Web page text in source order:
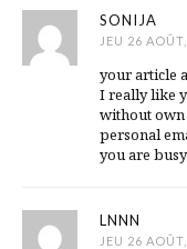
SONIJA
JEU 26
your article
I really like
without own
personal
you are
LNNN
JEU 26